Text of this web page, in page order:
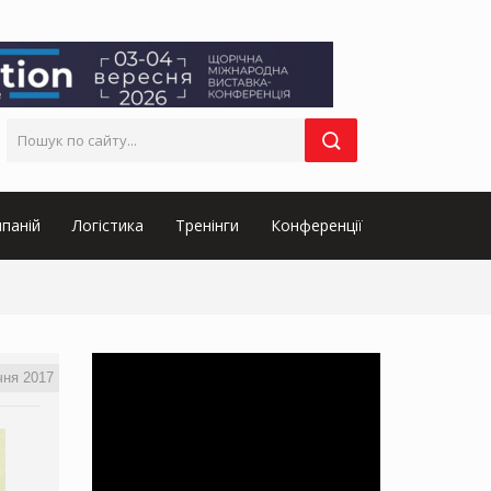
Логістика Тренінги Конференції
2017